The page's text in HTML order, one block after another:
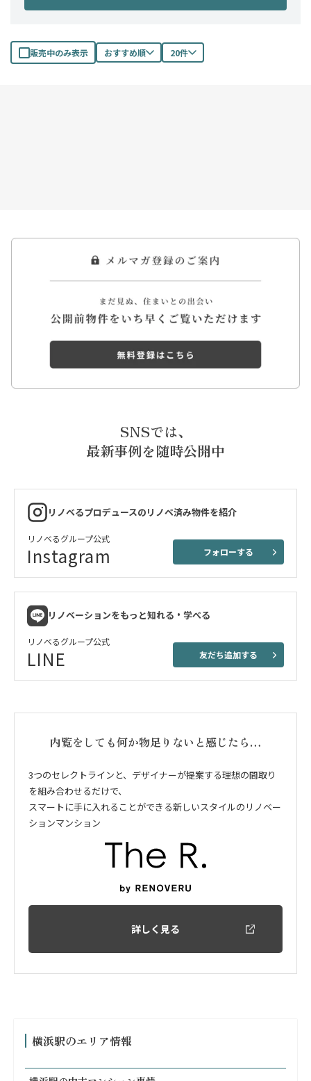
販売中のみ表示 おすすめ順 20件
SNSでは、
最新事例を随時公開中
リノベるプロデュースのリノベ済み物件を紹介
リノベるグループ公式
Instagram フォローする
リノベーションをもっと知れる・学べる
リノベるグループ公式
LINE 友だち追加する
内覧をしても何か物足りないと感じたら…
3つのセレクトラインと、デザイナーが提案する理想の間取り
を組み合わせるだけで、
スマートに手に入れることができる新しいスタイルのリノベー
ションマンション
詳しく見る
横浜駅のエリア情報